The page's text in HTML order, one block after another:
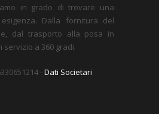
in grado di trovare una
Dalla fornitura del
dal trasporto alla posa in
a 360 gradi.
-Dati Societari